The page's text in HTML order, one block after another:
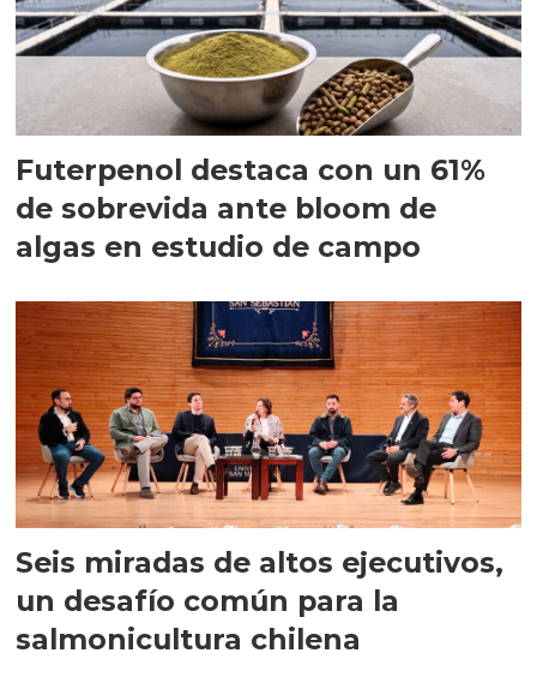
Futerpenol destaca con un 61%
de sobrevida ante bloom de
algas en estudio de campo
Seis miradas de altos ejecutivos,
un desafío común para la
salmonicultura chilena